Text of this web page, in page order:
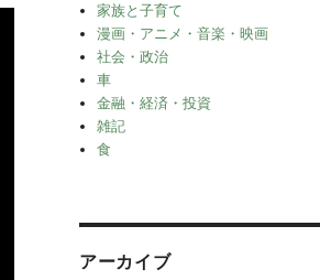
家族と子育て
漫画・アニメ・音楽・映画
社会・政治
車
金融・経済・投資
雑記
食
アーカイブ